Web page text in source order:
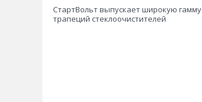
СтартВольт выпускает широкую гамму
трапеций стеклоочистителей